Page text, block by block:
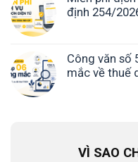
định 254/
Công văn số
mắc về thuế
VÌ SAO